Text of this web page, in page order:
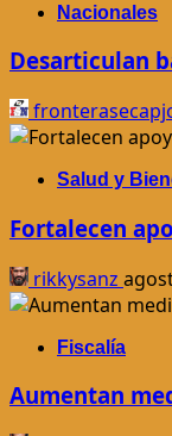
Nacionales
Desarticulan
Salud y
Fortalecen
rikkysanz
Fiscalía
Aumentan